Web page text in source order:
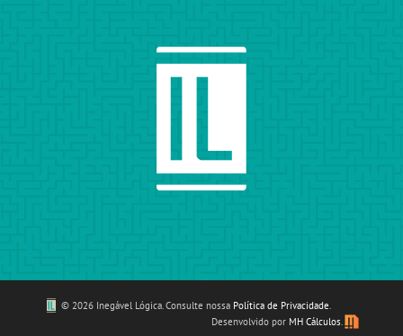
©2026 Inegável Lógica. Consulte nossa Política de Privacidade.
Desenvolvido por MH Cálculos